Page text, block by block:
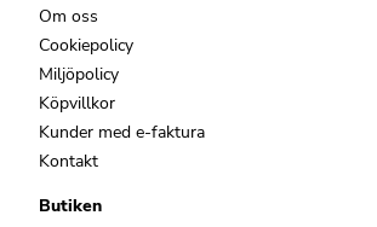
Om oss
Cookiepolicy
Miljöpolicy
Köpvillkor
Kunder med e-faktura
Kontakt
Butiken